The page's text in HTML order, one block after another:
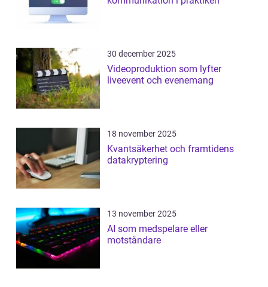
30 december 2025
Videoproduktion som lyfter
liveevent och evenemang
18 november 2025
Kvantsäkerhet och framtidens
datakryptering
13 november 2025
AI som medspelare eller
motståndare